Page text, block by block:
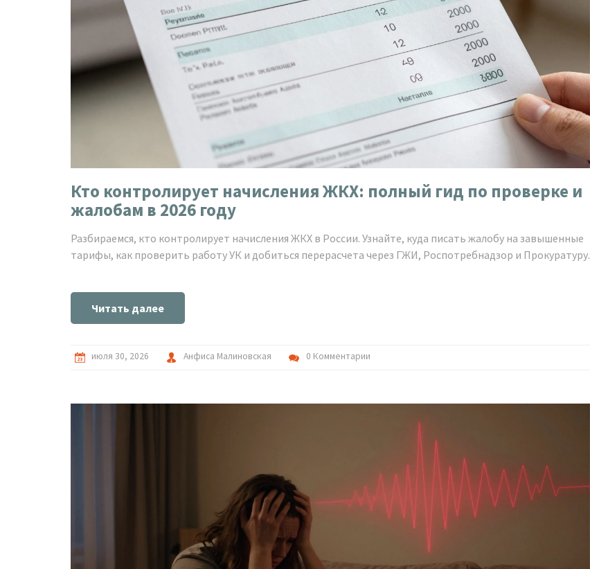
Кто контролирует начисления ЖКХ: полный гид по проверке и
жалобам в 2026 году
Разбираемся, кто контролирует начисления ЖКХ в России. Узнайте, куда писать жалобу на завышенные
тарифы, как проверить работу УК и добиться перерасчета через ГЖИ, Роспотребнадзор и Прокуратуру.
Читать далее
июля 30, 2026 Анфиса Малиновская 0 Комментарии